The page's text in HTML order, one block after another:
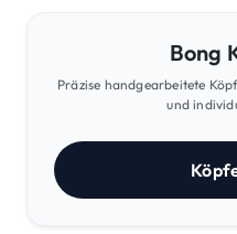
Bong
Präzise handgearbeitete
und